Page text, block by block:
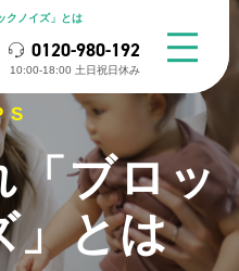
クノイズ」とは
0120-980-192
10:00-18:00 ⼟⽇祝⽇休み
「ブロッ
」とは